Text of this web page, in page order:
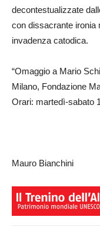
decontestualizzate
con dissacrante ironia
invadenza catodica.
“Omaggio a Mario
Milano, Fondazione
Orari: martedì-sabato
Mauro Bianchini